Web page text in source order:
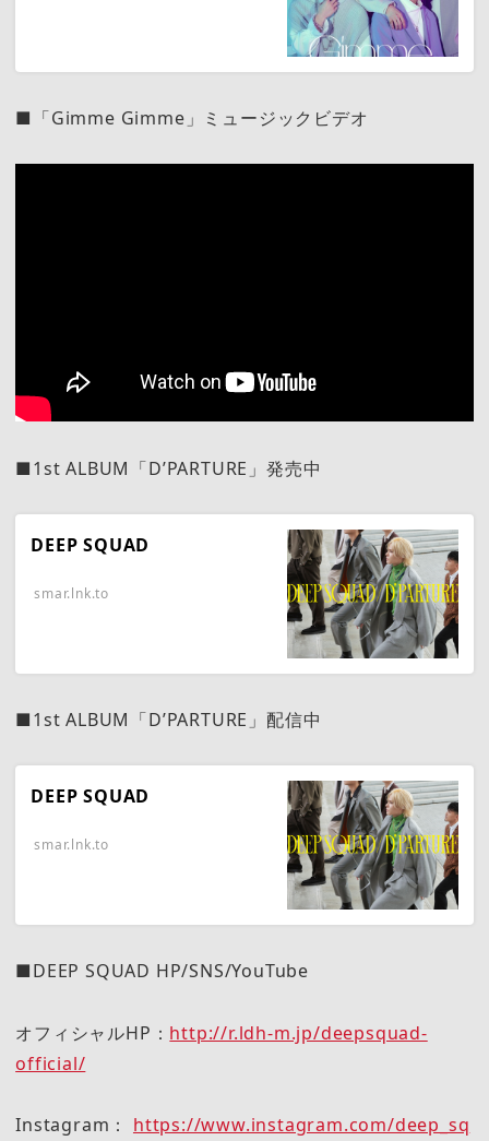
■「Gimme Gimme」ミュージックビデオ
■1st ALBUM「D’PARTURE」発売中
DEEP SQUAD
smar.lnk.to
■1st ALBUM「D’PARTURE」配信中
DEEP SQUAD
smar.lnk.to
■DEEP SQUAD HP/SNS/YouTube
オフィシャルHP： http://r.ldh-m.jp/deepsquad-
official/
Instagram： https://www.instagram.com/deep_sq